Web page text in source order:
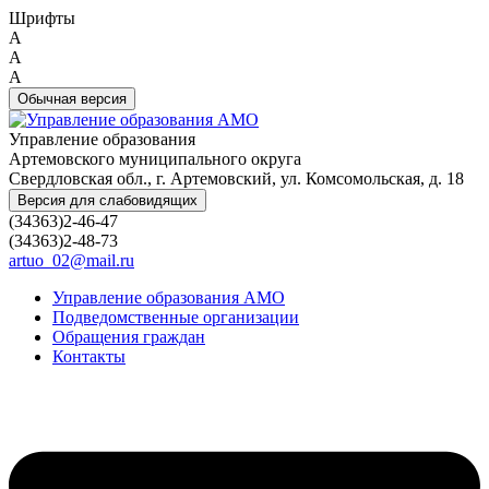
Шрифты
A
A
A
Обычная версия
Управление образования
Артемовского муниципального округа
Свердловская обл., г. Артемовский, ул. Комсомольская, д. 18
Версия для слабовидящих
(34363)2-46-47
(34363)2-48-73
artuo_02@mail.ru
Управление образования АМО
Подведомственные организации
Обращения граждан
Контакты